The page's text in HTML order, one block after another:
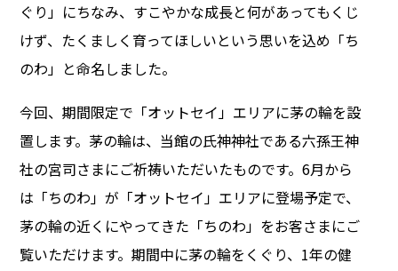
ぐり」にちなみ、すこやかな成長と何があってもくじ
けず、たくましく育ってほしいという思いを込め「ち
のわ」と命名しました。
今回、期間限定で「オットセイ」エリアに茅の輪を設
置します。茅の輪は、当館の氏神神社である六孫王神
社の宮司さまにご祈祷いただいたものです。6月から
は「ちのわ」が「オットセイ」エリアに登場予定で、
茅の輪の近くにやってきた「ちのわ」をお客さまにご
覧いただけます。期間中に茅の輪をくぐり、1年の健